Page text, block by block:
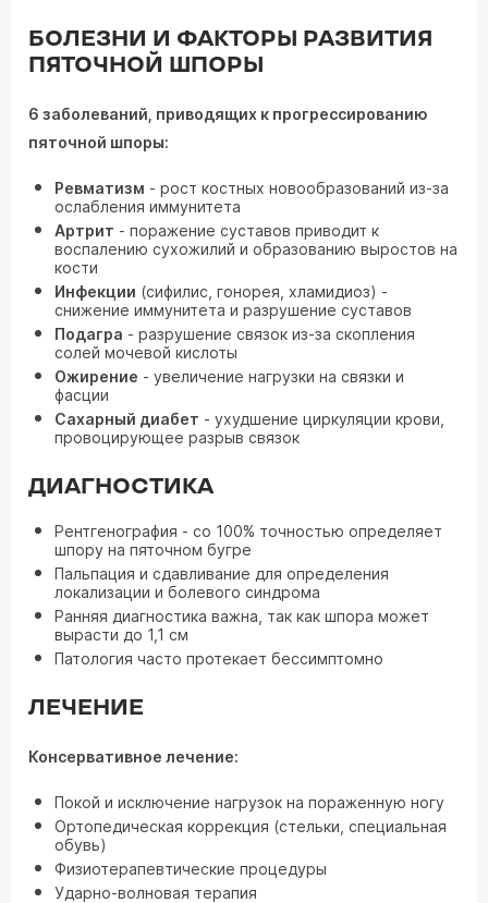
БОЛЕЗНИ И ФАКТОРЫ РАЗВИТИЯ
ПЯТОЧНОЙ ШПОРЫ
6 заболеваний, приводящих к прогрессированию
пяточной шпоры:
Ревматизм - рост костных новообразований из-за
ослабления иммунитета
Артрит - поражение суставов приводит к
воспалению сухожилий и образованию выростов на
кости
Инфекции (сифилис, гонорея, хламидиоз) -
снижение иммунитета и разрушение суставов
Подагра - разрушение связок из-за скопления
солей мочевой кислоты
Ожирение - увеличение нагрузки на связки и
фасции
Сахарный диабет - ухудшение циркуляции крови,
провоцирующее разрыв связок
ДИАГНОСТИКА
Рентгенография - со 100% точностью определяет
шпору на пяточном бугре
Пальпация и сдавливание для определения
локализации и болевого синдрома
Ранняя диагностика важна, так как шпора может
вырасти до 1,1 см
Патология часто протекает бессимптомно
ЛЕЧЕНИЕ
Консервативное лечение:
Покой и исключение нагрузок на пораженную ногу
Ортопедическая коррекция (стельки, специальная
обувь)
Физиотерапевтические процедуры
Ударно-волновая терапия